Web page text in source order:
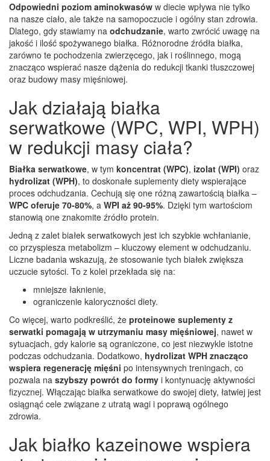
Odpowiedni poziom aminokwasów w diecie wpływa nie tylko
na nasze ciało, ale także na samopoczucie i ogólny stan zdrowia.
Dlatego, gdy stawiamy na odchudzanie, warto zwrócić uwagę na
jakość i ilość spożywanego białka. Różnorodne źródła białka,
zarówno te pochodzenia zwierzęcego, jak i roślinnego, mogą
znacząco wspierać nasze dążenia do redukcji tkanki tłuszczowej
oraz budowy masy mięśniowej.
Jak działają białka
serwatkowe (WPC, WPI, WPH)
w redukcji masy ciała?
Białka serwatkowe, w tym koncentrat (WPC), izolat (WPI) oraz
hydrolizat (WPH), to doskonałe suplementy diety wspierające
proces odchudzania. Cechują się one różną zawartością białka –
WPC oferuje 70-80%, a WPI aż 90-95%. Dzięki tym wartościom
stanowią one znakomite źródło protein.
Jedną z zalet białek serwatkowych jest ich szybkie wchłanianie,
co przyspiesza metabolizm – kluczowy element w odchudzaniu.
Liczne badania wskazują, że stosowanie tych białek zwiększa
uczucie sytości. To z kolei przekłada się na:
mniejsze łaknienie,
ograniczenie kaloryczności diety.
Co więcej, warto podkreślić, że proteinowe suplementy z
serwatki pomagają w utrzymaniu masy mięśniowej, nawet w
sytuacjach, gdy kalorie są ograniczone, co jest niezwykle istotne
podczas odchudzania. Dodatkowo, hydrolizat WPH znacząco
wspiera regenerację mięśni po intensywnych treningach, co
pozwala na szybszy powrót do formy i kontynuację aktywności
fizycznej. Włączając białka serwatkowe do swojej diety, łatwiej jest
osiągnąć cele związane z utratą wagi i poprawą ogólnego
zdrowia.
Jak białko kazeinowe wspiera